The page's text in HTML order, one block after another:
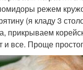
режем
(я кладу 3
прикрываем
и все. Проще